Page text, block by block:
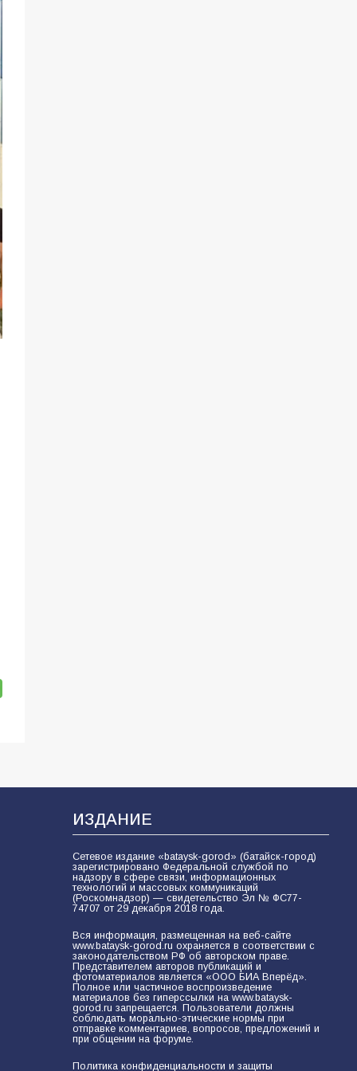
ИЗДАНИЕ
Сетевое издание «bataysk-gorod» (батайск-город)
зарегистрировано Федеральной службой по
надзору в сфере связи, информационных
технологий и массовых коммуникаций
(Роскомнадзор) — свидетельство Эл № ФС77-
74707 от 29 декабря 2018 года.
Вся информация, размещенная на веб-сайте
www.bataysk-gorod.ru охраняется в соответствии с
законодательством РФ об авторском праве.
Представителем авторов публикаций и
фотоматериалов является «ООО БИА Вперёд».
Полное или частичное воспроизведение
материалов без гиперссылки на www.bataysk-
gorod.ru запрещается. Пользователи должны
соблюдать морально-этические нормы при
отправке комментариев, вопросов, предложений и
при общении на форуме.
Политика конфиденциальности и защиты